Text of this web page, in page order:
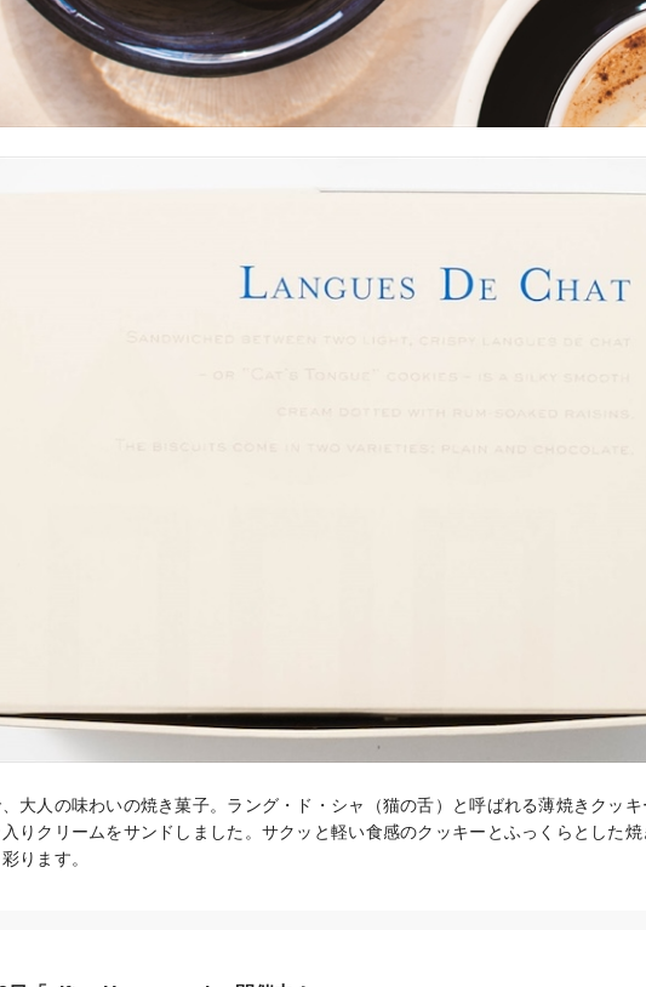
大人の味わいの焼き菓子。ラング・ド・シャ（猫の舌）と呼ばれる薄焼きクッ
りクリームをサンドしました。サクッと軽い食感のクッキーとふっくらとした
ります。